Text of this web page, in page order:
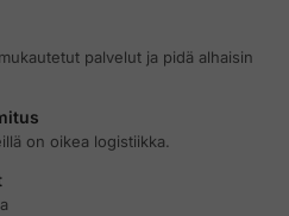
palvelut ja pidä alhaisin
on oikea logistiikka.